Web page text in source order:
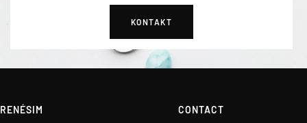
KONTAKT
RENÉSIM CONTACT